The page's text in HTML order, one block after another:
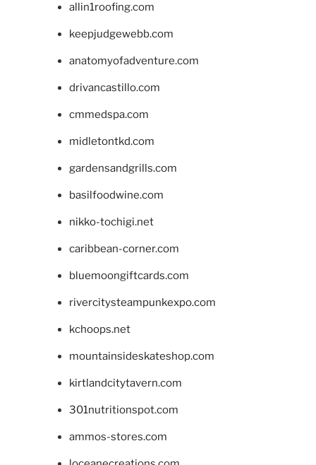
allin1roofing.com
keepjudgewebb.com
anatomyofadventure.com
drivancastillo.com
cmmedspa.com
midletontkd.com
gardensandgrills.com
basilfoodwine.com
nikko-tochigi.net
caribbean-corner.com
bluemoongiftcards.com
rivercitysteampunkexpo.com
kchoops.net
mountainsideskateshop.com
kirtlandcitytavern.com
301nutritionspot.com
ammos-stores.com